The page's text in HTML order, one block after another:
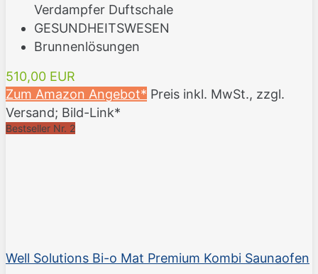
Verdampfer Duftschale
GESUNDHEITSWESEN
Brunnenlösungen
510,00 EUR
Zum Amazon Angebot* Preis inkl. MwSt., zzgl.
Versand; Bild-Link*
Bestseller Nr. 2
Well Solutions Bi-o Mat Premium Kombi Saunaofen